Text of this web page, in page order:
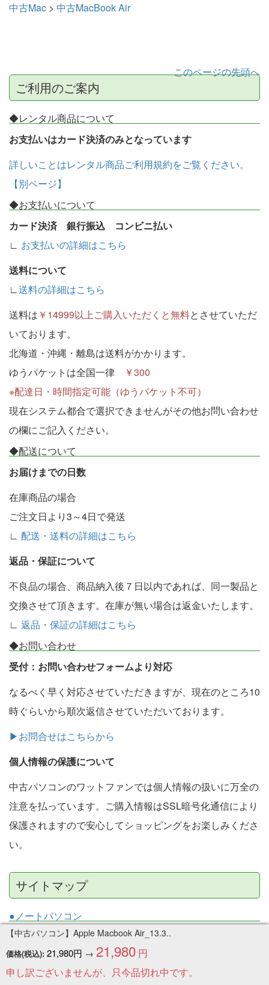
【中古パソコン】Apple Macbook Air_13.3..
価格(税込): 21,980円 → 21,980 円
申し訳ございませんが、只今品切れ中です。
中古Mac > 中古MacBook Air
このページの先頭へ
ご利用のご案内
◆レンタル商品について
お支払いはカード決済のみとなっています
詳しいことはレンタル商品ご利用規約をご覧ください。
【別ページ】
◆お支払いについて
カード決済 銀行振込 コンビニ払い
∟ お支払いの詳細はこちら
送料について
∟送料の詳細はこちら
送料は ￥14999以上ご購入いただくと無料とさせていただ
いております。
北海道・沖縄・離島は送料がかかります。
ゆうパケットは全国一律
￥300
※配達日・時間指定可能（ゆうパケット不可）
現在システム都合で選択できませんがその他お問い合わせ
の欄にご記入ください。
◆配送について
お届けまでの日数
在庫商品の場合
ご注文日より3～4日で発送
∟ 配送・送料の詳細はこちら
返品・保証について
不良品の場合、商品納入後７日以内であれば、同一製品と
交換させて頂きます。在庫が無い場合は返金いたします。
∟ 返品・保証の詳細はこちら
◆お問い合わせ
受付：お問い合わせフォームより対応
なるべく早く対応させていただきますが、現在のところ10
時ぐらいから順次返信させていただいております。
▶お問合せはこちらから
個人情報の保護について
中古パソコンのワットファンでは個人情報の扱いに万全の
注意を払っています。ご購入情報はSSL暗号化通信により
保護されますので安心してショッピングをお楽しみくださ
い。
サイトマップ
●ノートパソコン
●デスクトップパソコン
●タブレット
●ゲーミングパソコン